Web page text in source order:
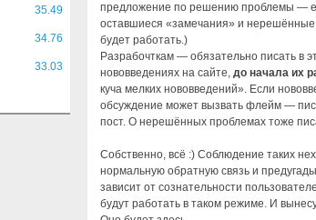
35.49
34.76
33.03
предложение по решению проблемы —
оставшиеся «замечания» и
будет работать.)
Разрабочткам — обязательно писать в
нововведениях на сайте, до начала их
куча мелких нововведений». Если
обсуждение может вызвать флейм —
пост. О нерешённых проблемах тоже
Собственно, всё :) Соблюдение таких
нормальную обратную связь и
зависит от сознательности
будут работать в таком режиме. И